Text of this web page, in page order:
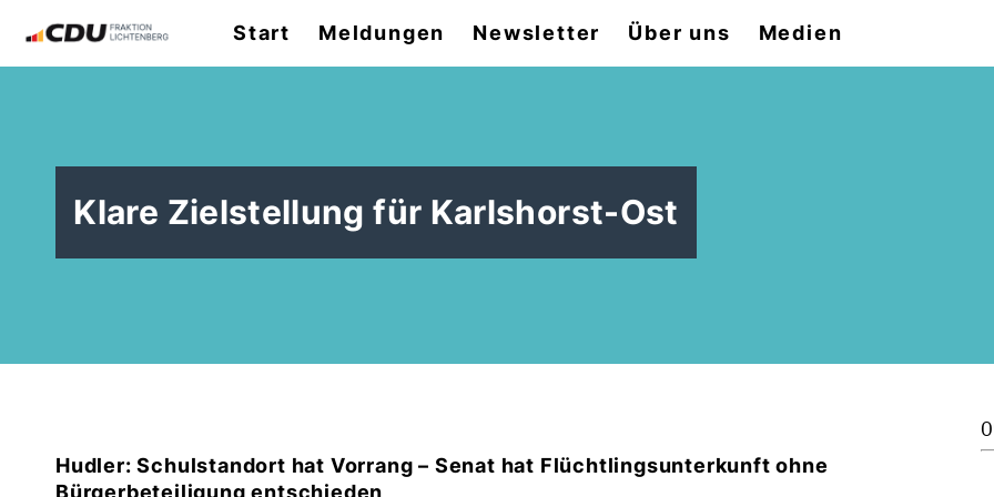
Start Meldungen Newsletter Über uns Medien
Klare Zielstellung für Karlshorst-Ost
Hudler: Schulstandort hat Vorrang – Senat hat Flüchtlingsunterkunft ohne
Bürgerbeteiligung entschieden